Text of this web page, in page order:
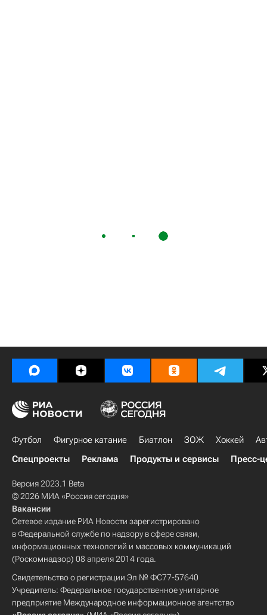
Футбол Фигурное катание Биатлон ЗОЖ Хоккей
Спецпроекты
Реклама Продукты и сервисы Пресс-
Версия 2023.1 Beta
© 2026 МИА «Россия сегодня»
Вакансии
Сетевое издание РИА Новости зарегистрировано
в Федеральной службе по надзору в сфере связи,
информационных технологий и массовых коммуникаций
(Роскомнадзор) 08 апреля 2014 года.
Свидетельство о регистрации Эл № ФС77-57640
Учредитель: Федеральное государственное унитарное
предприятие Международное информационное агентство